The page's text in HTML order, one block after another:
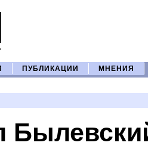
ПУБЛИКАЦИИ МНЕНИЯ